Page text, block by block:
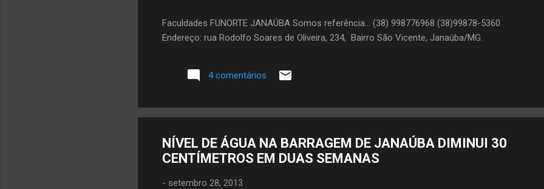
Faculdades FUNORTE JANAÚBA Somos referência... (38) 998776968 (38)99878-5360
Endereço: rua Rodolfo Soares de Oliveira, 234, Bairro São Vicente, Janaúba/MG.
4 comentários
NÍVEL DE ÁGUA NA BARRAGEM DE JANAÚBA DIMINUI 30
CENTÍMETROS EM DUAS SEMANAS
- setembro 28, 2013